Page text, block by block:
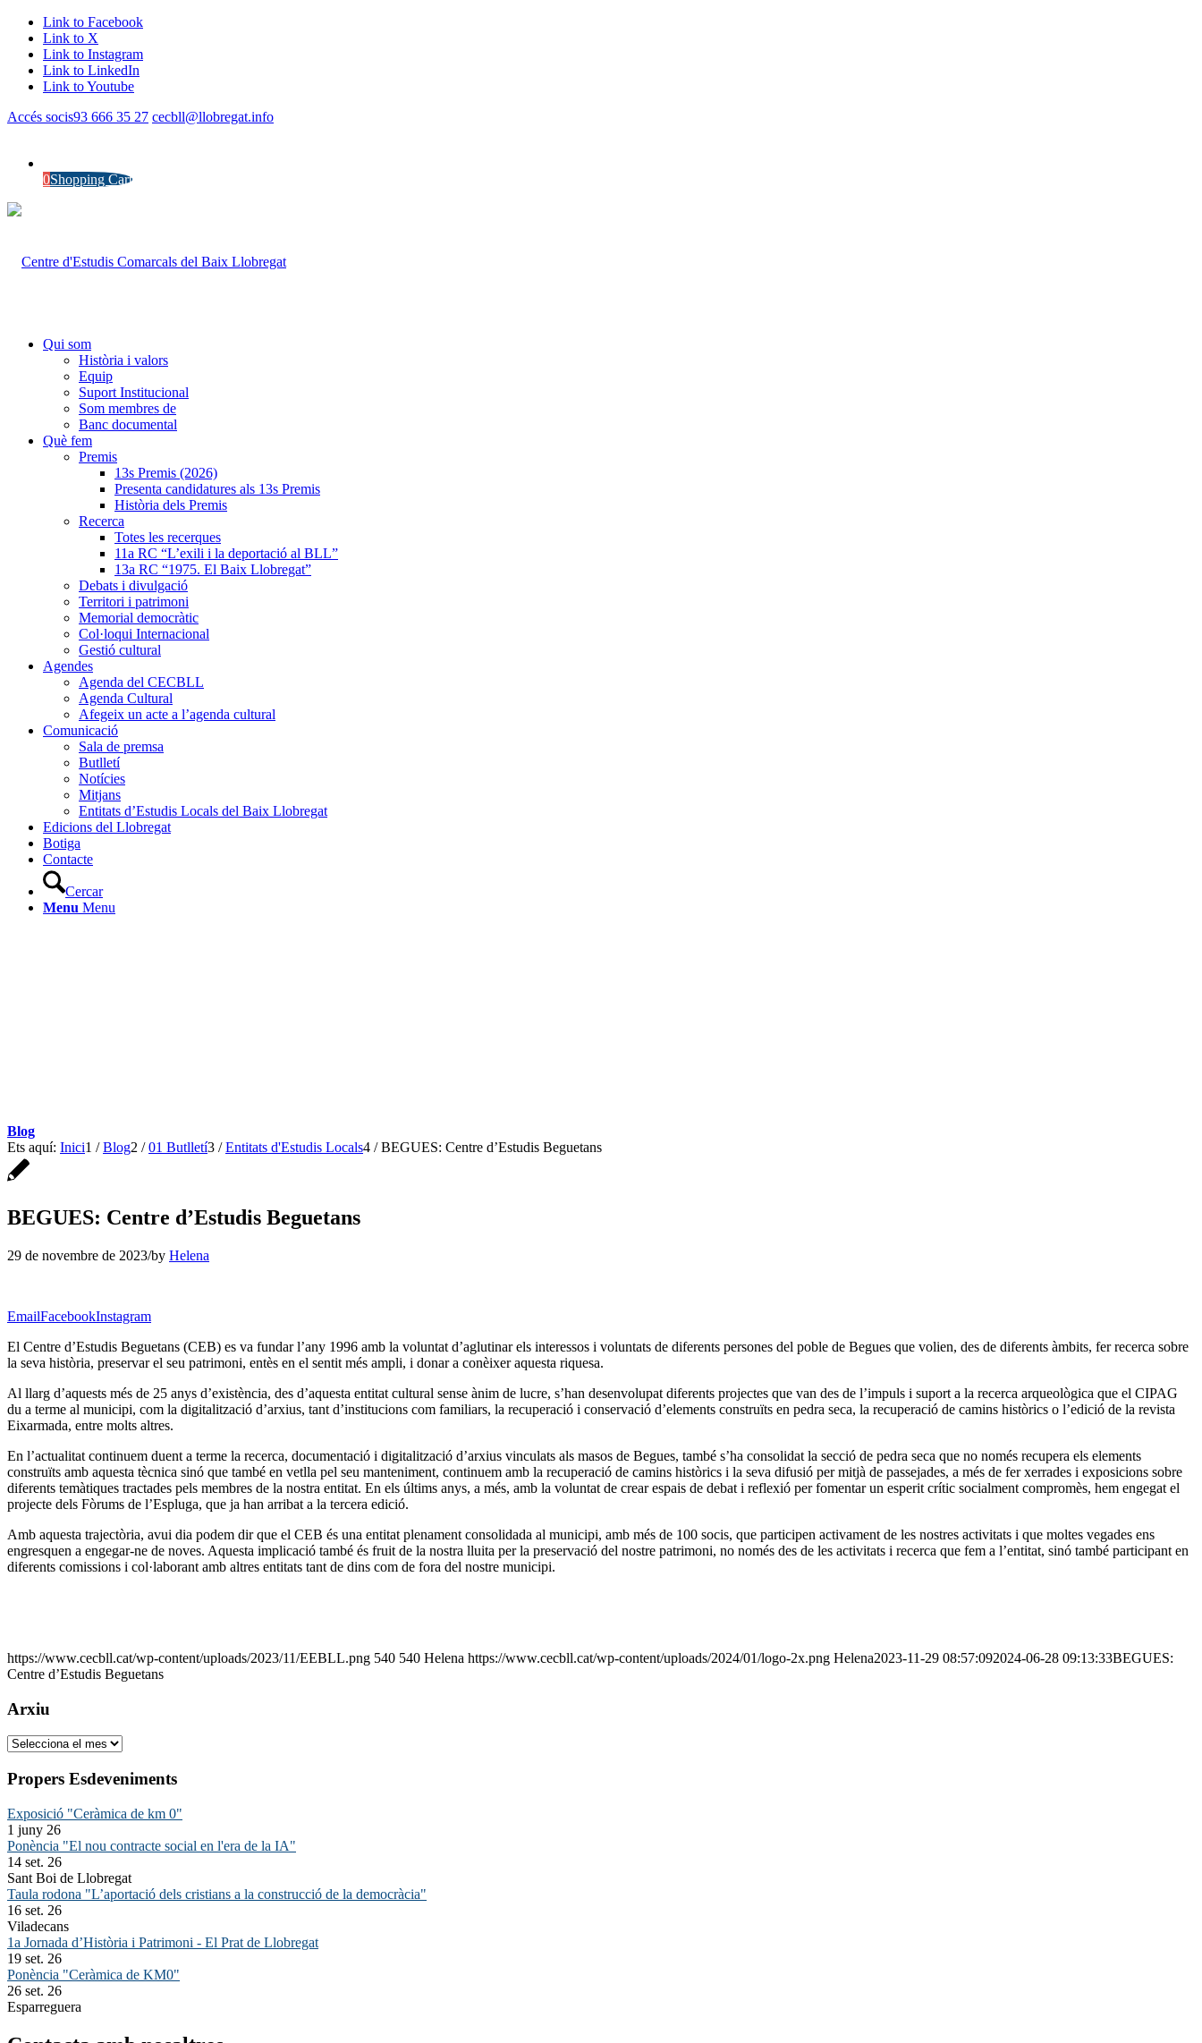
Link to Facebook
Link to X
Link to Instagram
Link to LinkedIn
Link to Youtube
Accés socis93 666 35 27 cecbll@llobregat.info
0Shopping Cart
Qui som
Història i valors
Equip
Suport Institucional
Som membres de
Banc documental
Què fem
Premis
13s Premis (2026)
Presenta candidatures als 13s Premis
Història dels Premis
Recerca
Totes les recerques
11a RC “L’exili i la deportació al BLL”
13a RC “1975. El Baix Llobregat”
Debats i divulgació
Territori i patrimoni
Memorial democràtic
Col·loqui Internacional
Gestió cultural
Agendes
Agenda del CECBLL
Agenda Cultural
Afegeix un acte a l’agenda cultural
Comunicació
Sala de premsa
Butlletí
Notícies
Mitjans
Entitats d’Estudis Locals del Baix Llobregat
Edicions del Llobregat
Botiga
Contacte
Cercar
Menu Menu
Blog
Ets aquí: Inici1 / Blog2 / 01 Butlletí3 / Entitats d'Estudis Locals4 / BEGUES: Centre d’Estudis Beguetans
BEGUES: Centre d’Estudis Beguetans
29 de novembre de 2023/by Helena
EmailFacebookInstagram
El Centre d’Estudis Beguetans (CEB) es va fundar l’any 1996 amb la voluntat d’aglutinar els interessos i voluntats de diferents persones del poble de Begues que volien, des de diferents àmbits, fer recerca sobre
la seva història, preservar el seu patrimoni, entès en el sentit més ampli, i donar a conèixer aquesta riquesa.
Al llarg d’aquests més de 25 anys d’existència, des d’aquesta entitat cultural sense ànim de lucre, s’han desenvolupat diferents projectes que van des de l’impuls i suport a la recerca arqueològica que el CIPAG
du a terme al municipi, com la digitalització d’arxius, tant d’institucions com familiars, la recuperació i conservació d’elements construïts en pedra seca, la recuperació de camins històrics o l’edició de la revista
Eixarmada, entre molts altres.
En l’actualitat continuem duent a terme la recerca, documentació i digitalització d’arxius vinculats als masos de Begues, també s’ha consolidat la secció de pedra seca que no només recupera els elements
construïts amb aquesta tècnica sinó que també en vetlla pel seu manteniment, continuem amb la recuperació de camins històrics i la seva difusió per mitjà de passejades, a més de fer xerrades i exposicions sobre
diferents temàtiques tractades pels membres de la nostra entitat. En els últims anys, a més, amb la voluntat de crear espais de debat i reflexió per fomentar un esperit crític socialment compromès, hem engegat el
projecte dels Fòrums de l’Espluga, que ja han arribat a la tercera edició.
Amb aquesta trajectòria, avui dia podem dir que el CEB és una entitat plenament consolidada al municipi, amb més de 100 socis, que participen activament de les nostres activitats i que moltes vegades ens
engresquen a engegar-ne de noves. Aquesta implicació també és fruit de la nostra lluita per la preservació del nostre patrimoni, no només des de les activitats i recerca que fem a l’entitat, sinó també participant en
diferents comissions i col·laborant amb altres entitats tant de dins com de fora del nostre municipi.
https://www.cecbll.cat/wp-content/uploads/2023/11/EEBLL.png 540 540 Helena https://www.cecbll.cat/wp-content/uploads/2024/01/logo-2x.png Helena2023-11-29 08:57:092024-06-28 09:13:33BEGUES:
Centre d’Estudis Beguetans
Arxiu
Arxiu
Propers Esdeveniments
Exposició "Ceràmica de km 0"
1 juny 26
Ponència "El nou contracte social en l'era de la IA"
14 set. 26
Sant Boi de Llobregat
Taula rodona "L’aportació dels cristians a la construcció de la democràcia"
16 set. 26
Viladecans
1a Jornada d’Història i Patrimoni - El Prat de Llobregat
19 set. 26
Ponència "Ceràmica de KM0"
26 set. 26
Esparreguera